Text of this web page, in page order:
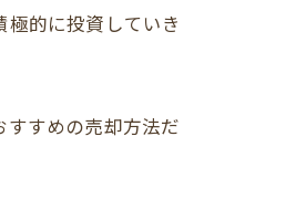
的に投資していき
すめの売却方法だ